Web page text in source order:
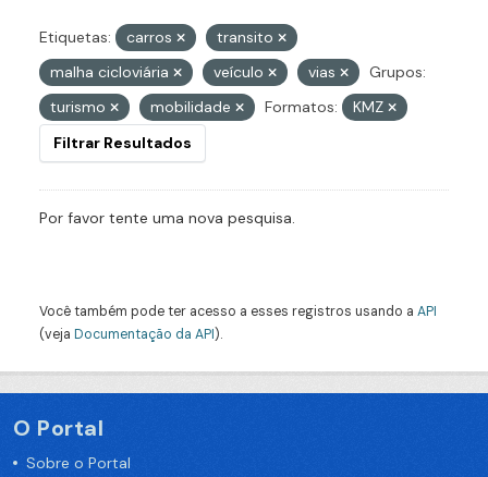
Etiquetas: carros
transito
malha cicloviária
veículo vias
Grupos:
turismo
mobilidade Formatos:
KMZ
Filtrar Resultados
Por favor tente uma nova pesquisa.
Você também pode ter acesso a esses registros usando a API
(veja Documentação da API).
O Portal
Sobre o Portal